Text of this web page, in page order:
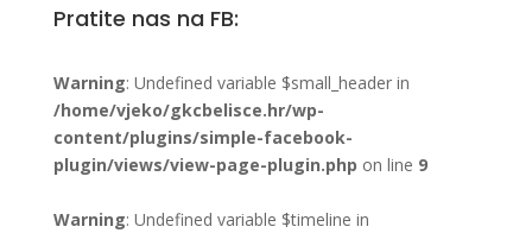
Pratite nas na FB:
Warning: Undefined variable $small_header in
/home/vjeko/gkcbelisce.hr/wp-
content/plugins/simple-facebook-
plugin/views/view-page-plugin.php on line 9
Warning: Undefined variable $timeline in